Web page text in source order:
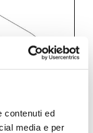
contenuti ed
media e per